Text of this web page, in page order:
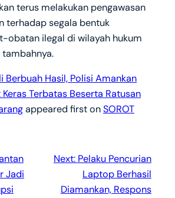
terus melakukan pengawasan
terhadap segala bentuk
obatan ilegal di wilayah hukum
tambahnya.
Berbuah Hasil, Polisi Amankan
Terbatas Beserta Ratusan
appeared first onSOROT
Jadi
Next: Pelaku Pencurian
Laptop Berhasil
Diamankan, Respons